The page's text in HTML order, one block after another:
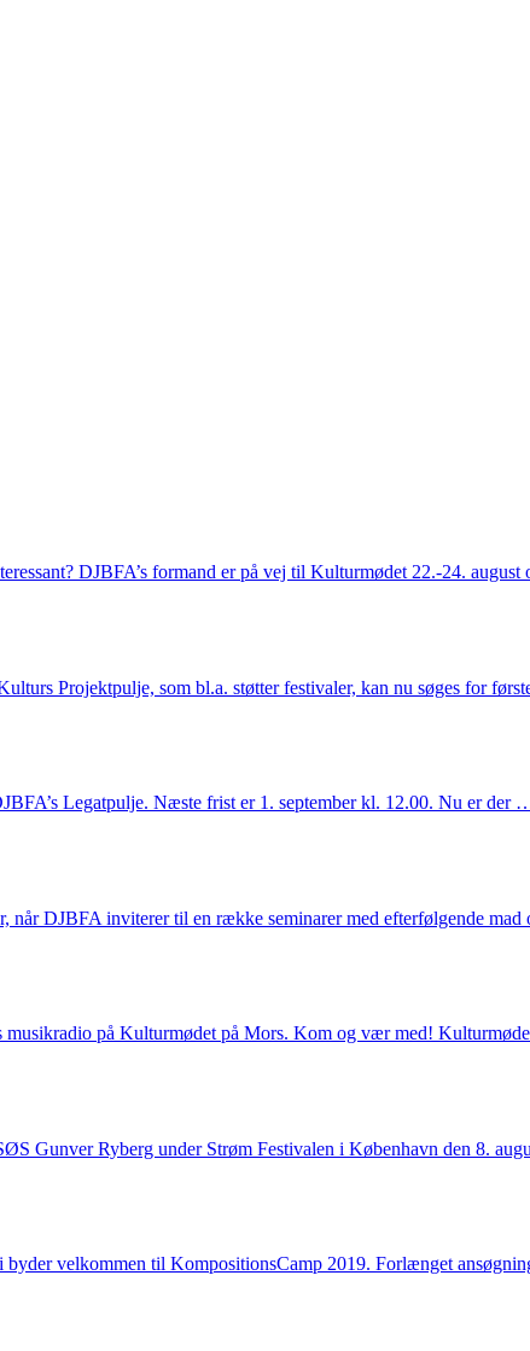
DJBFA’s formand er på vej til Kulturmødet 22.-24.
Projektpulje, som bl.a. støtter festivaler, kan nu søges for
Legatpulje. Næste frist er 1. september kl. 12.00. Nu er der
DJBFA inviterer til en række seminarer med efterfølgende
på Kulturmødet på Mors. Kom og vær med!
Gunver Ryberg under Strøm Festivalen i København den 8.
velkommen til KompositionsCamp 2019. Forlænget